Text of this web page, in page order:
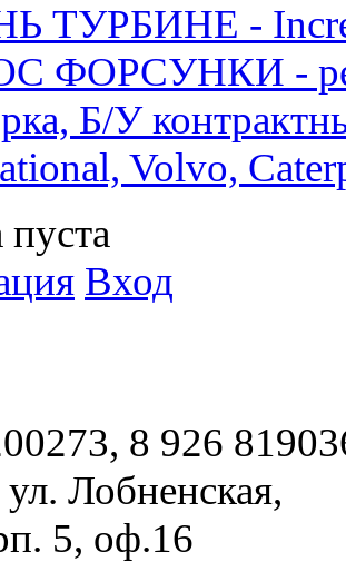
ТУРБИНЕ -
ФОРСУНКИ -
Б/У
Volvo,
Вход
8 926
Лобненская,
5, оф.16